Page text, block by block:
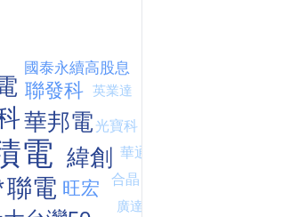
台股何時會出現真正的大反彈?｜Mr.Jimmy高志銘 #李永年 #台股